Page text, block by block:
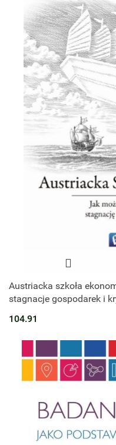
Austriacka szkoła
stagnacje gospodarek i
104.91